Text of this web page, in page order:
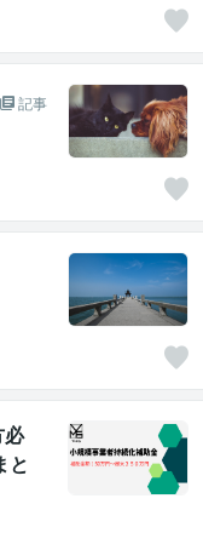
記事
必
と